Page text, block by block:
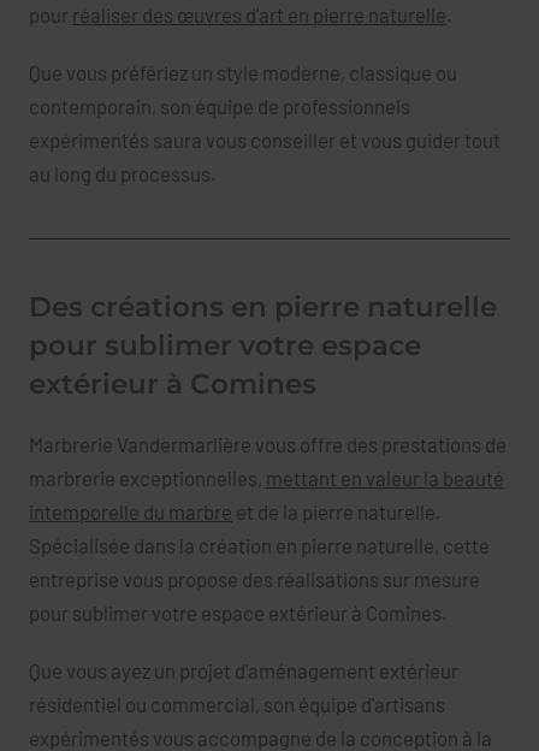
pour réaliser des œuvres d'art en pierre naturelle.
Que vous préfériez un style moderne, classique ou
contemporain, son équipe de professionnels
expérimentés saura vous conseiller et vous guider tout
au long du processus.
Des créations en pierre naturelle
pour sublimer votre espace
extérieur à Comines
Marbrerie Vandermarlière vous offre des prestations de
marbrerie exceptionnelles, mettant en valeur la beauté
intemporelle du marbre et de la pierre naturelle.
Spécialisée dans la création en pierre naturelle, cette
entreprise vous propose des réalisations sur mesure
pour sublimer votre espace extérieur à Comines.
Que vous ayez un projet d'aménagement extérieur
résidentiel ou commercial, son équipe d'artisans
expérimentés vous accompagne de la conception à la